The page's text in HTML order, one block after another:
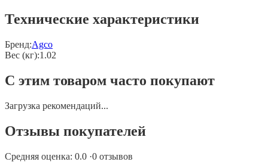
Технические характеристики
Бренд:Agco
Вес (кг):1.02
С этим товаром часто покупают
Загрузка рекомендаций...
Отзывы покупателей
Средняя оценка: 0.0 ·0 отзывов